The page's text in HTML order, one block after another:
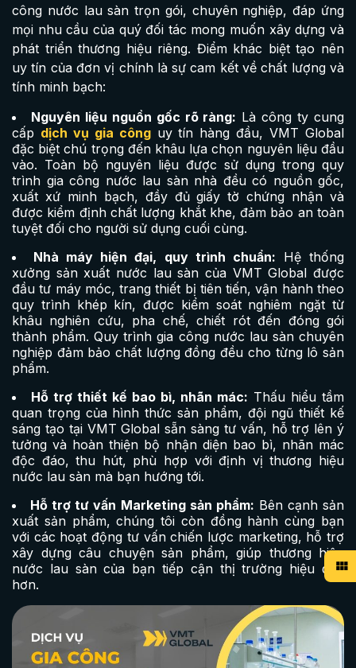
công nước lau sàn trọn gói, chuyên nghiệp, đáp ứng
mọi nhu cầu của quý đối tác mong muốn xây dựng và
phát triển thương hiệu riêng. Điểm khác biệt tạo nên
uy tín của đơn vị chính là sự cam kết về chất lượng và
tính minh bạch:
Nguyên liệu nguồn gốc rõ ràng: Là công ty cung
cấp dịch vụ gia cônguy tín hàng đầu, VMT Global
đặc biệt chú trọng đến khâu lựa chọn nguyên liệu đầu
vào. Toàn bộ nguyên liệu được sử dụng trong quy
trình gia công nước lau sàn nhà đều có nguồn gốc,
xuất xứ minh bạch, đầy đủ giấy tờ chứng nhận và
được kiểm định chất lượng khắt khe, đảm bảo an toàn
tuyệt đối cho người sử dụng cuối cùng.
Nhà máy hiện đại, quy trình chuẩn: Hệ thống
xưởng sản xuất nước lau sàn của VMT Global được
đầu tư máy móc, trang thiết bị tiên tiến, vận hành theo
quy trình khép kín, được kiểm soát nghiêm ngặt từ
khâu nghiên cứu, pha chế, chiết rót đến đóng gói
thành phẩm. Quy trình gia công nước lau sàn chuyên
nghiệp đảm bảo chất lượng đồng đều cho từng lô sản
phẩm.
Hỗ trợ thiết kế bao bì, nhãn mác: Thấu hiểu tầm
quan trọng của hình thức sản phẩm, đội ngũ thiết kế
sáng tạo tại VMT Global sẵn sàng tư vấn, hỗ trợ lên ý
tưởng và hoàn thiện bộ nhận diện bao bì, nhãn mác
độc đáo, thu hút, phù hợp với định vị thương hiệu
nước lau sàn mà bạn hướng tới.
Hỗ trợ tư vấn Marketing sản phẩm: Bên cạnh sản
xuất sản phẩm, chúng tôi còn đồng hành cùng bạn
với các hoạt động tư vấn chiến lược marketing, hỗ trợ
xây dựng câu chuyện sản phẩm, giúp thương hiệu
nước lau sàn của bạn tiếp cận thị trường hiệu quả
hơn.